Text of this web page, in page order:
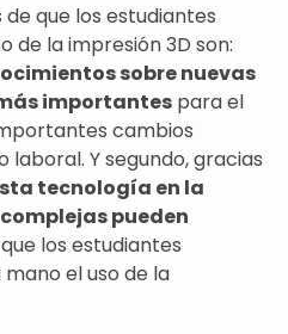
que los estudiantes
de la impresión 3D son:
sobre nuevas
importantes para el
cambios
Y segundo, gracias
tecnología en la
pueden
los estudiantes
el uso de la